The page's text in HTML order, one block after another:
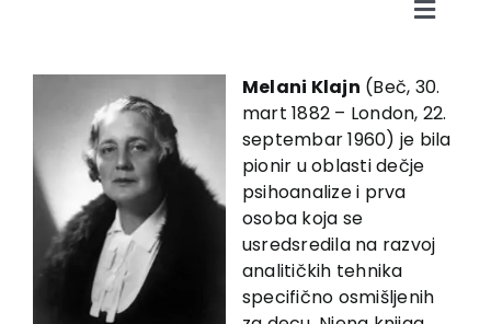
Toggle
In preparation
Sale
Authors
News
EU PROJECTS
Melani Klajn (Beč, 30.
mart 1882 – London, 22.
septembar 1960) je bila
pionir u oblasti dečje
psihoanalize i prva
osoba koja se
usredsredila na razvoj
analitičkih tehnika
specifično osmišljenih